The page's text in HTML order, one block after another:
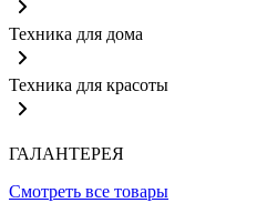
Техника для дома
Техника для красоты
ГАЛАНТЕРЕЯ
Смотреть все товары